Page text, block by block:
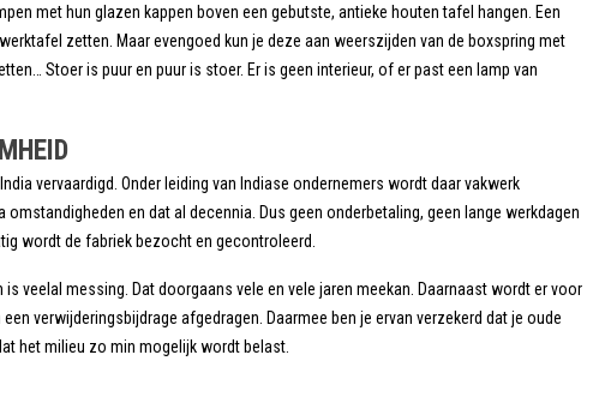
met hun glazen kappen boven een gebutste, antieke houten tafel hangen. Een
zetten. Maar evengoed kun je deze aan weerszijden van de boxspring met
Stoer is puur en puur is stoer. Er is geen interieur, of er past een lamp van
vervaardigd. Onder leiding van Indiase ondernemers wordt daar vakwerk
omstandigheden en dat al decennia. Dus geen onderbetaling, geen lange werkdagen
wordt de fabriek bezocht en gecontroleerd.
is veelal messing. Dat doorgaans vele en vele jaren meekan. Daarnaast wordt er voor
verwijderingsbijdrage afgedragen. Daarmee ben je ervan verzekerd dat je oude
het milieu zo min mogelijk wordt belast.